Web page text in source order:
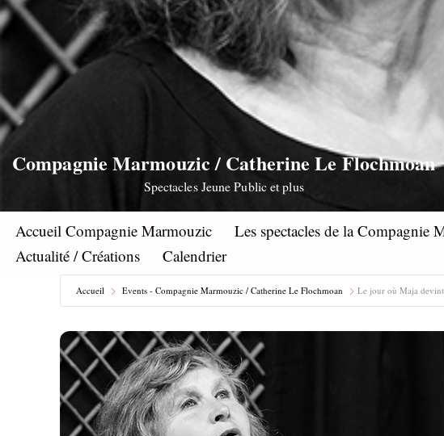
Aller
contenu
Compagnie Marmouzic / Catherine Le Flochmoan
Spectacles Jeune Public et plus
Accueil Compagnie Marmouzic Les spectacles de la Compagnie
Actualité / Créations
Calendrier
Accueil Events - Compagnie Marmouzic / Catherine Le Flochmoan Le jour où Maja